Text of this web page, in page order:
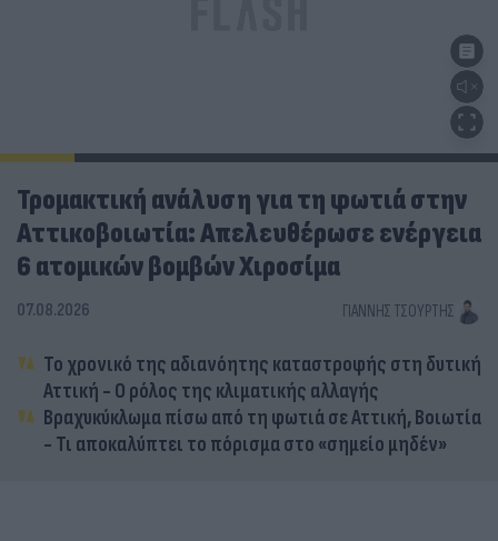
Τρομακτική ανάλυση για τη φωτιά στην
Αττικοβοιωτία: Απελευθέρωσε ενέργεια
6 ατομικών βομβών Χιροσίμα
07.08.2026 ΓΙΆΝΝΗΣ ΤΣΟΎΡΤΗΣ
Το χρονικό της αδιανόητης καταστροφής στη δυτική
Αττική - Ο ρόλος της κλιματικής αλλαγής
Βραχυκύκλωμα πίσω από τη φωτιά σε Αττική, Βοιωτία
- Τι αποκαλύπτει το πόρισμα στο «σημείο μηδέν»